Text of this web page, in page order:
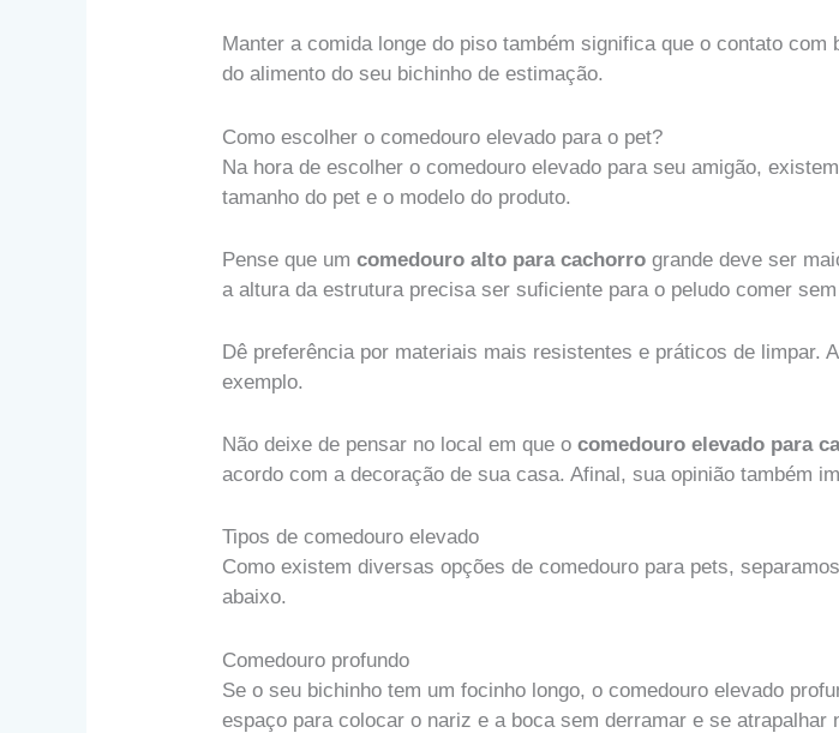
Manter a comida longe do piso também significa que o contato
do alimento do seu bichinho de estimação.
Como escolher o comedouro elevado para o pet?
Na hora de escolher o comedouro elevado para seu amigão,
tamanho do pet e o modelo do produto.
Pense que umcomedouro alto para cachorro grande deve ser
a altura da estrutura precisa ser suficiente para o peludo comer
Dê preferência por materiais mais resistentes e práticos de limpar.
exemplo.
Não deixe de pensar no local em que ocomedouro elevado para
acordo com a decoração de sua casa. Afinal, sua opinião também
Tipos de comedouro elevado
Como existem diversas opções de comedouro para pets,
abaixo.
Comedouro profundo
Se o seu bichinho tem um focinho longo, o comedouro elevado
espaço para colocar o nariz e a boca sem derramar e se atrapalhar